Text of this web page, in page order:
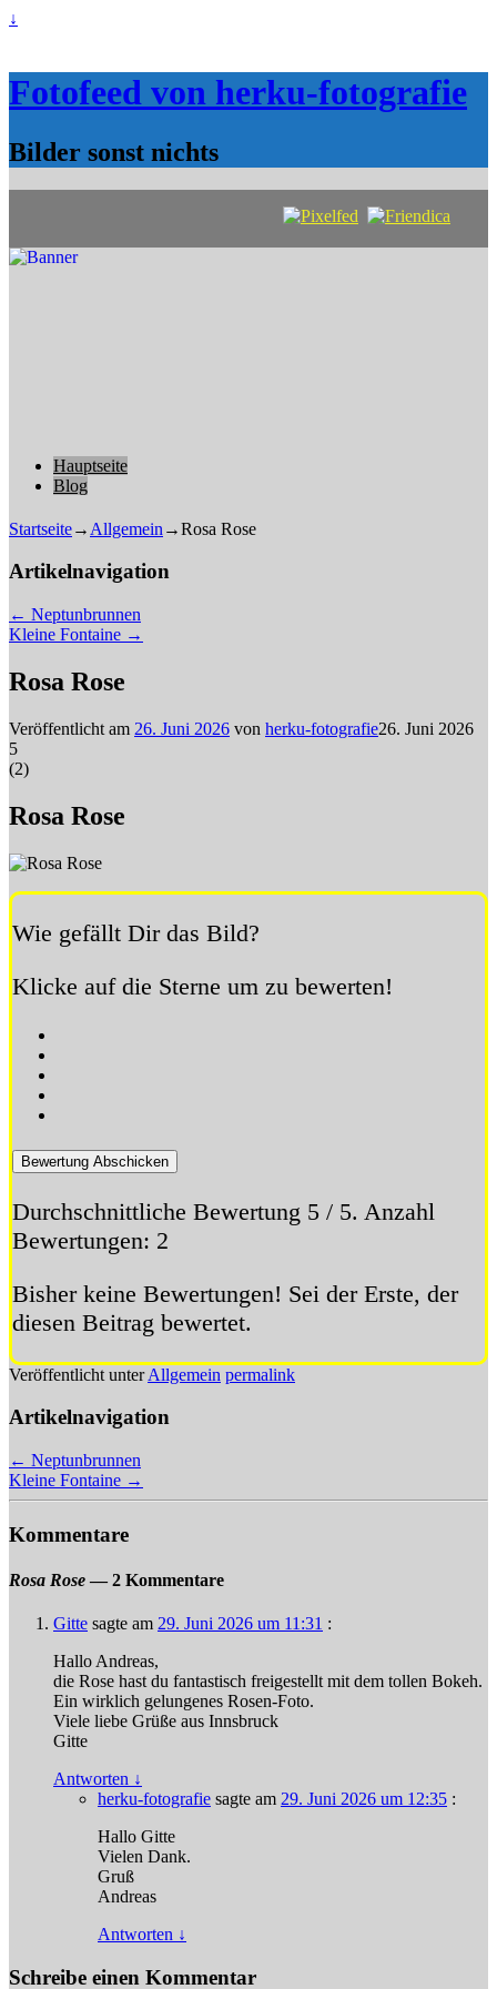
↓
Fotofeed von herku-fotografie
Bilder sonst nichts
Hauptseite
Blog
Startseite→ Allgemein →Rosa Rose
Artikelnavigation
← Neptunbrunnen
Kleine Fontaine →
Rosa Rose
Veröffentlicht am 26. Juni 2026 von herku-fotografie26. Juni 2026
5
(2)
Rosa Rose
Wie gefällt Dir das Bild?
Klicke auf die Sterne um zu bewerten!
Bewertung Abschicken
Durchschnittliche Bewertung 5 / 5. Anzahl
Bewertungen: 2
Bisher keine Bewertungen! Sei der Erste, der
diesen Beitrag bewertet.
Veröffentlicht unter Allgemein permalink
Artikelnavigation
← Neptunbrunnen
Kleine Fontaine →
Kommentare
Rosa Rose— 2 Kommentare
Gitte sagte am 29. Juni 2026 um 11:31 :
Hallo Andreas,
die Rose hast du fantastisch freigestellt mit dem tollen Bokeh.
Ein wirklich gelungenes Rosen-Foto.
Viele liebe Grüße aus Innsbruck
Gitte
Antworten ↓
herku-fotografie sagte am 29. Juni 2026 um 12:35 :
Hallo Gitte
Vielen Dank.
Gruß
Andreas
Antworten ↓
Schreibe einen Kommentar